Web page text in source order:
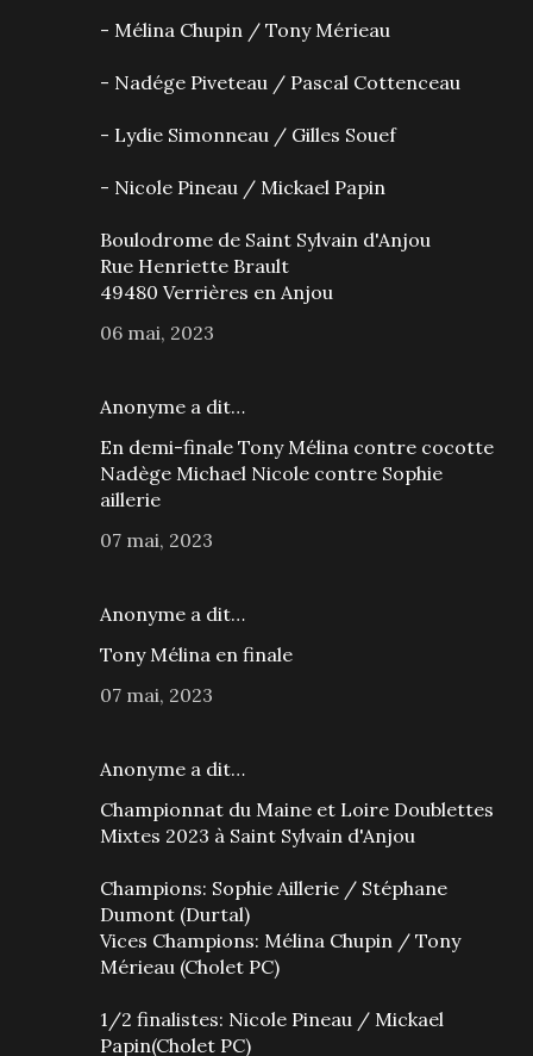
- Mélina Chupin / Tony Mérieau
- Nadége Piveteau / Pascal Cottenceau
- Lydie Simonneau / Gilles Souef
- Nicole Pineau / Mickael Papin
Boulodrome de Saint Sylvain d'Anjou
Rue Henriette Brault
49480 Verrières en Anjou
06 mai, 2023
Anonyme a dit…
En demi-finale Tony Mélina contre cocotte
Nadège Michael Nicole contre Sophie
aillerie
07 mai, 2023
Anonyme a dit…
Tony Mélina en finale
07 mai, 2023
Anonyme a dit…
Championnat du Maine et Loire Doublettes
Mixtes 2023 à Saint Sylvain d'Anjou
Champions: Sophie Aillerie / Stéphane
Dumont (Durtal)
Vices Champions: Mélina Chupin / Tony
Mérieau (Cholet PC)
1/2 finalistes: Nicole Pineau / Mickael
Papin(Cholet PC)